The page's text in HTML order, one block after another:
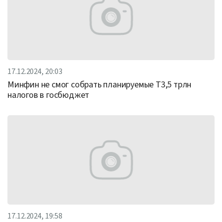
17.12.2024, 20:03
Минфин не смог собрать планируемые Т3,5 трлн
налогов в госбюджет
17.12.2024, 19:58